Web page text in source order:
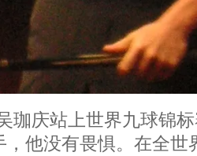
珈庆站上世界九球锦
他没有畏惧。在全世